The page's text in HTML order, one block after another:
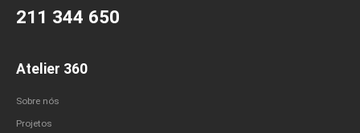
211 344 650
Atelier 360
Sobre nós
Projetos